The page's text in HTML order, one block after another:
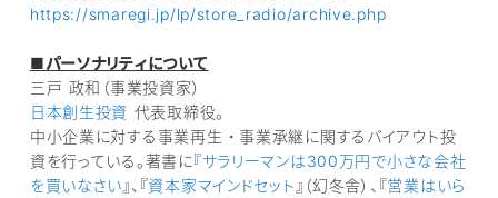
https://smaregi.jp/lp/store_radio/archive.php
■パーソナリティについて
三戸 政和（事業投資家）
日本創生投資 代表取締役。
中小企業に対する事業再生・事業承継に関するバイアウト投
資を行っている。著書に『サラリーマンは300万円で小さな会社
を買いなさい 』、『資本家マインドセット 』（幻冬舎）、『営業はいら